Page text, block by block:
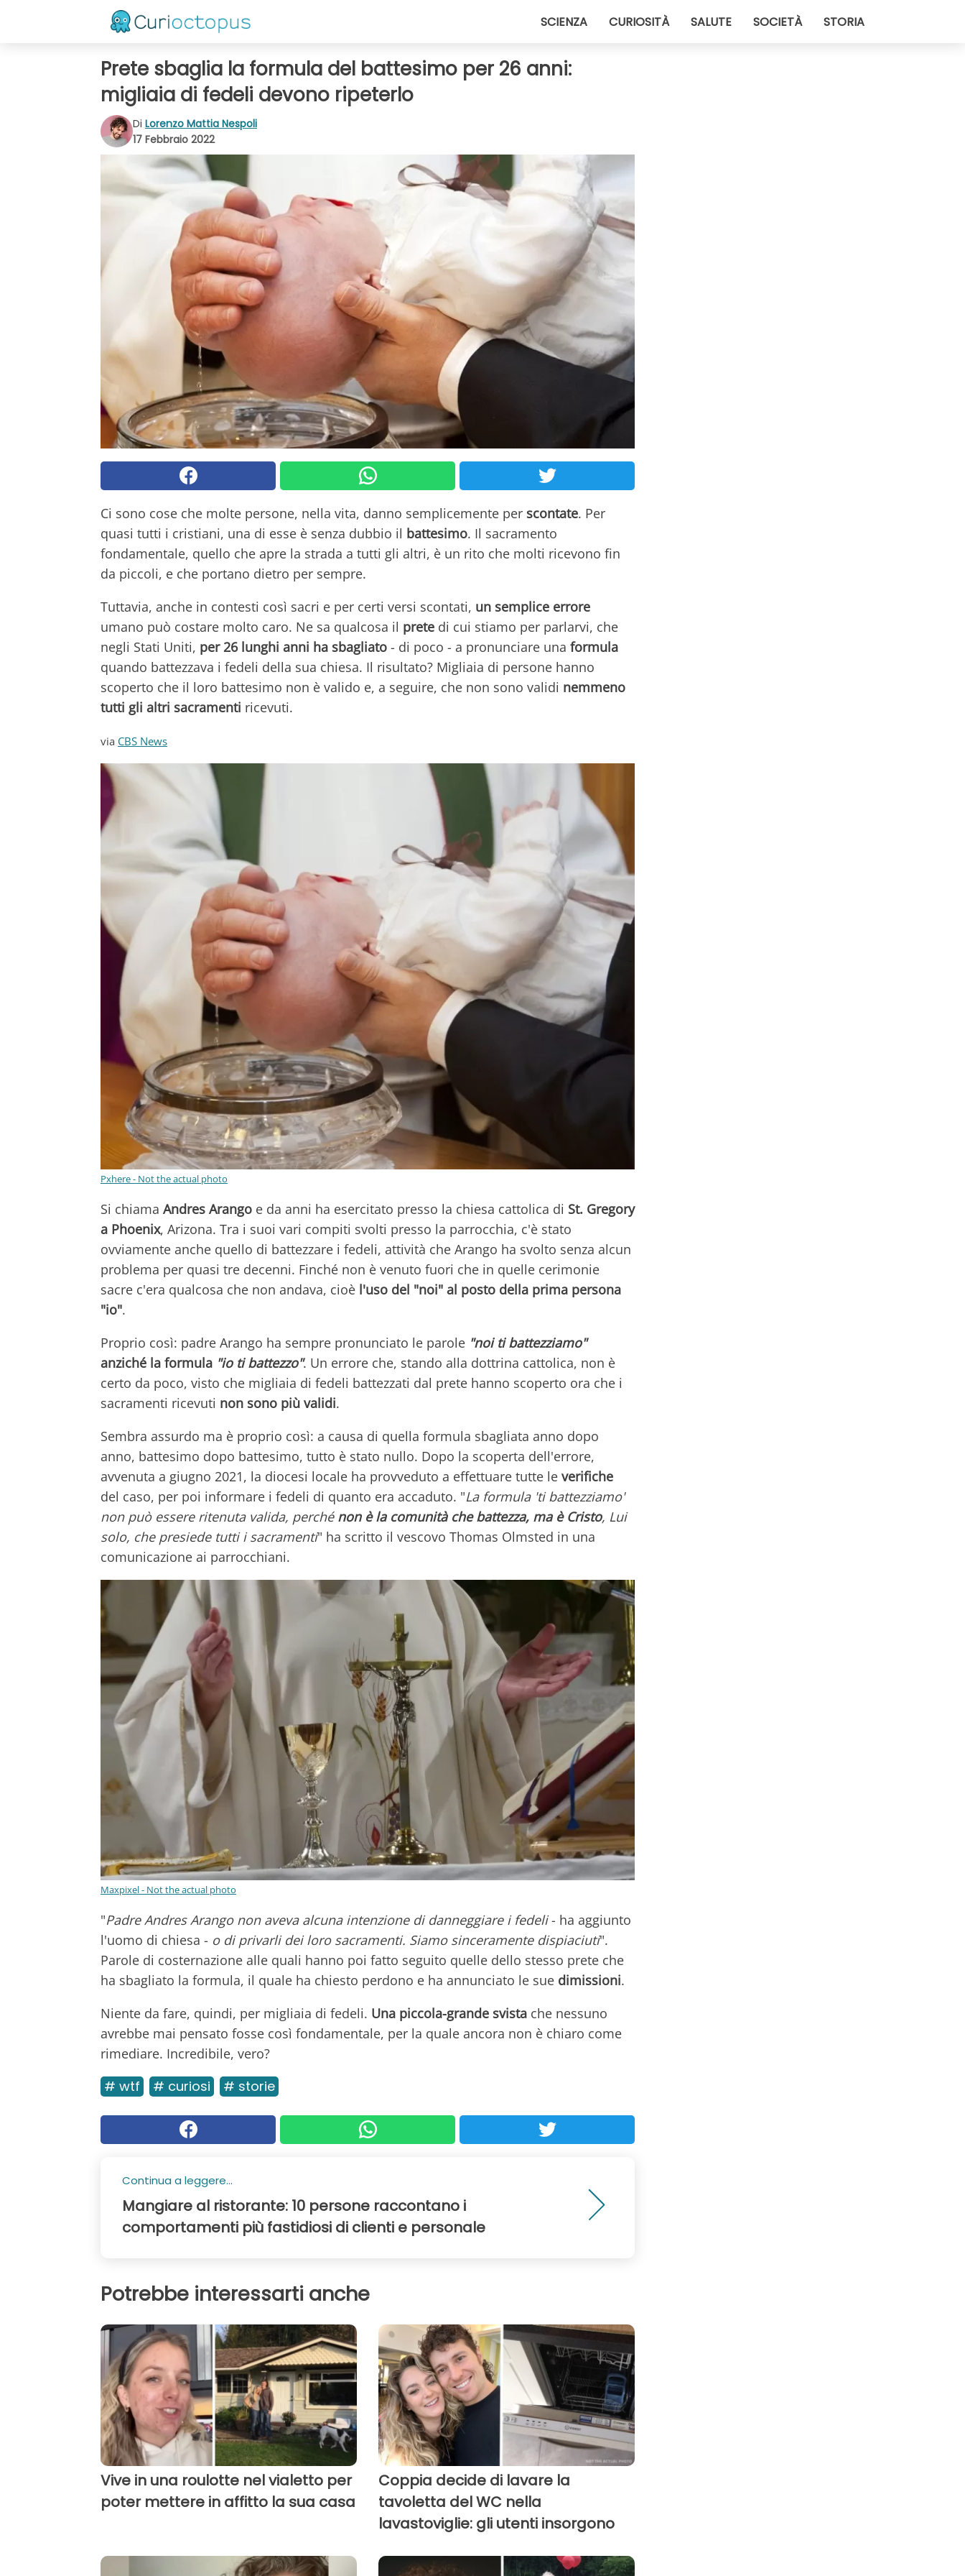
SCIENZA CURIOSITÀ SALUTE SOCIETÀ STORIA
Prete sbaglia la formula del battesimo per 26 anni:
migliaia di fedeli devono ripeterlo
Di Lorenzo Mattia Nespoli
17 Febbraio 2022
Ci sono cose che molte persone, nella vita, danno semplicemente per scontate. Per
quasi tutti i cristiani, una di esse è senza dubbio il battesimo. Il sacramento
fondamentale, quello che apre la strada a tutti gli altri, è un rito che molti ricevono fin
da piccoli, e che portano dietro per sempre.
Tuttavia, anche in contesti così sacri e per certi versi scontati, un semplice errore
umano può costare molto caro. Ne sa qualcosa il prete di cui stiamo per parlarvi, che
negli Stati Uniti, per 26 lunghi anni ha sbagliato - di poco - a pronunciare una formula
quando battezzava i fedeli della sua chiesa. Il risultato? Migliaia di persone hanno
scoperto che il loro battesimo non è valido e, a seguire, che non sono validi nemmeno
tutti gli altri sacramenti ricevuti.
via CBS News
Pxhere - Not the actual photo
Si chiama Andres Arango e da anni ha esercitato presso la chiesa cattolica di St. Gregory
a Phoenix, Arizona. Tra i suoi vari compiti svolti presso la parrocchia, c'è stato
ovviamente anche quello di battezzare i fedeli, attività che Arango ha svolto senza alcun
problema per quasi tre decenni. Finché non è venuto fuori che in quelle cerimonie
sacre c'era qualcosa che non andava, cioè l'uso del "noi" al posto della prima persona
"io".
Proprio così: padre Arango ha sempre pronunciato le parole "noi ti battezziamo"
anziché la formula "io ti battezzo". Un errore che, stando alla dottrina cattolica, non è
certo da poco, visto che migliaia di fedeli battezzati dal prete hanno scoperto ora che i
sacramenti ricevuti non sono più validi.
Sembra assurdo ma è proprio così: a causa di quella formula sbagliata anno dopo
anno, battesimo dopo battesimo, tutto è stato nullo. Dopo la scoperta dell'errore,
avvenuta a giugno 2021, la diocesi locale ha provveduto a effettuare tutte le verifiche
del caso, per poi informare i fedeli di quanto era accaduto. "La formula 'ti battezziamo'
non può essere ritenuta valida, perché non è la comunità che battezza, ma è Cristo, Lui
solo, che presiede tutti i sacramenti" ha scritto il vescovo Thomas Olmsted in una
comunicazione ai parrocchiani.
Maxpixel - Not the actual photo
"Padre Andres Arango non aveva alcuna intenzione di danneggiare i fedeli- ha aggiunto
l'uomo di chiesa - o di privarli dei loro sacramenti. Siamo sinceramente dispiaciuti".
Parole di costernazione alle quali hanno poi fatto seguito quelle dello stesso prete che
ha sbagliato la formula, il quale ha chiesto perdono e ha annunciato le sue dimissioni.
Niente da fare, quindi, per migliaia di fedeli. Una piccola-grande svista che nessuno
avrebbe mai pensato fosse così fondamentale, per la quale ancora non è chiaro come
rimediare. Incredibile, vero?
# wtf # curiosi # storie
Continua a leggere...
Mangiare al ristorante: 10 persone raccontano i
comportamenti più fastidiosi di clienti e personale
Potrebbe interessarti anche
Vive in una roulotte nel vialetto per
poter mettere in affitto la sua casa
Coppia decide di lavare la
tavoletta del WC nella
lavastoviglie: gli utenti insorgono